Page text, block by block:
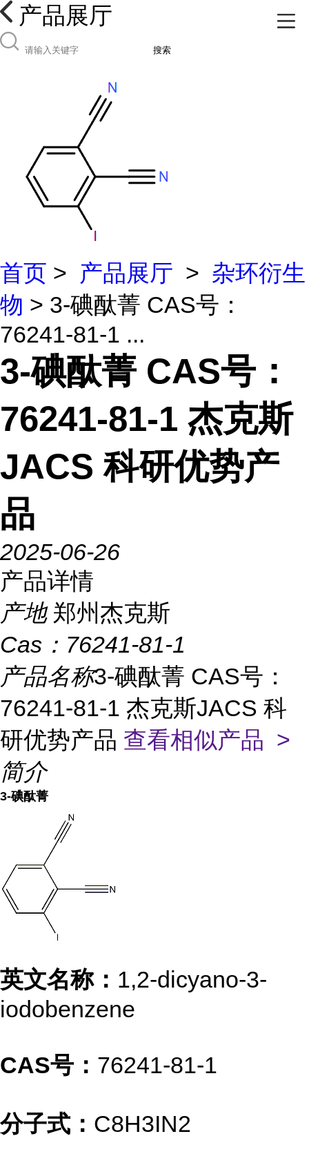
产品展厅
搜索
首页 > 产品展厅 > 杂环衍生
物 > 3-碘酞菁 CAS号：
76241-81-1 ...
3-碘酞菁 CAS号：
76241-81-1 杰克斯
JACS 科研优势产
品
2025-06-26
产品详情
产地 郑州杰克斯
Cas： 76241-81-1
产品名称3-碘酞菁 CAS号：
76241-81-1 杰克斯JACS 科
研优势产品 查看相似产品 >
简介
3-碘酞菁
英文名称： 1,2-dicyano-3-
iodobenzene
CAS号： 76241-81-1
分子式： C8H3IN2